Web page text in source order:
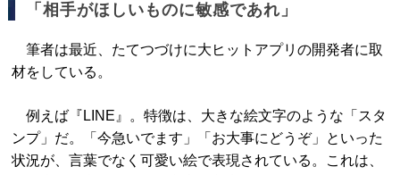
「相手がほしいものに敏感であれ」
筆者は最近、たてつづけに大ヒットアプリの開発者に取
材をしている。
例えば『LINE』。特徴は、大きな絵文字のような「スタ
ンプ」だ。「今急いでます」「お大事にどうぞ」といった
状況が、言葉でなく可愛い絵で表現されている。これは、